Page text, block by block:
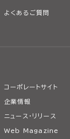
よくあるご質問
コーポレートサイト
企業情報
ニュース・リリース
Web Magazine